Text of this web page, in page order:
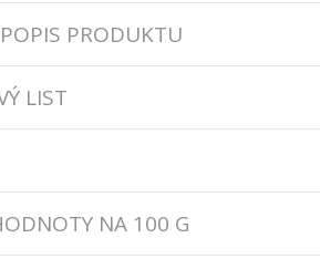
PRODUKTU
LIST
NA 100 G